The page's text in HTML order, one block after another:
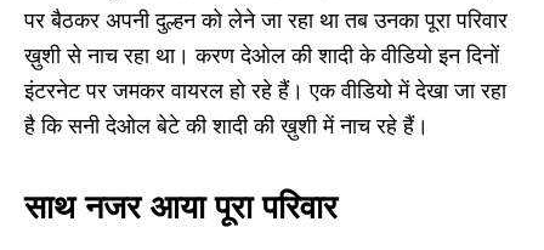
पर बैठकर अपनी दुल्हन को लेने जा रहा था तब उनका पूरा परिवार
ख़ुशी से नाच रहा था। करण देओल की शादी के वीडियो इन दिनों
इंटरनेट पर जमकर वायरल हो रहे हैं। एक वीडियो में देखा जा रहा
है कि सनी देओल बेटे की शादी की ख़ुशी में नाच रहे हैं।
साथ नजर आया पूरा परिवार